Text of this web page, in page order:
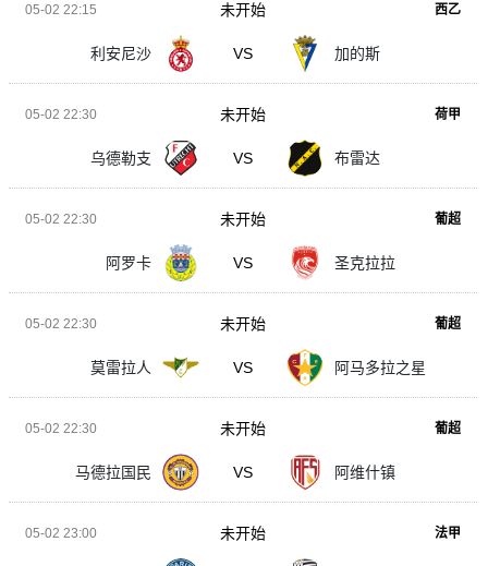
05-02 22:15 西乙
利安尼沙 VS 加的斯
未开始
05-02 22:30 荷甲
乌德勒支 VS 布雷达
未开始
05-02 22:30 葡超
阿罗卡 VS 圣克拉拉
未开始
05-02 22:30 葡超
莫雷拉人 VS 阿马多拉之星
未开始
05-02 22:30 葡超
马德拉国民 VS 阿维什镇
未开始
05-02 23:00 法甲
未开始